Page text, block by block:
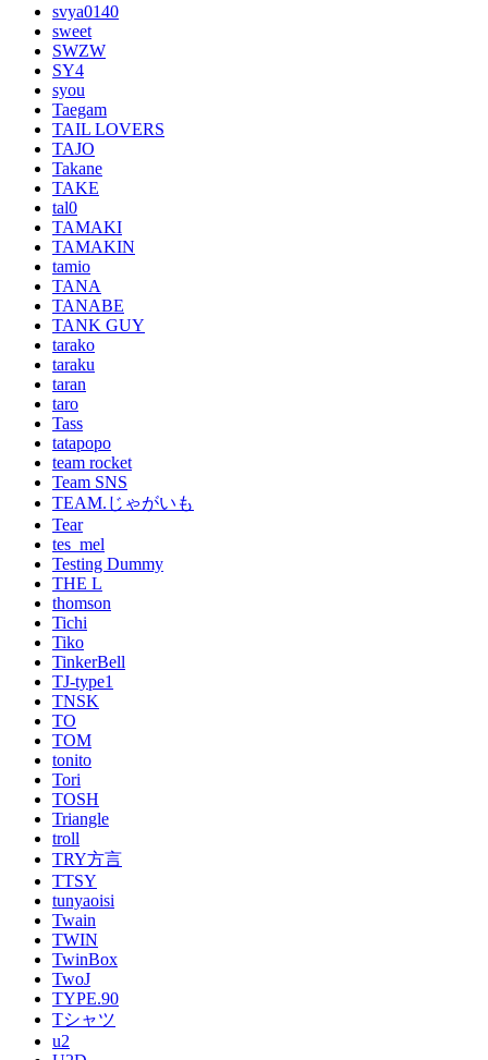
svya0140
sweet
SWZW
SY4
syou
Taegam
TAIL LOVERS
TAJO
Takane
TAKE
tal0
TAMAKI
TAMAKIN
tamio
TANA
TANABE
TANK GUY
tarako
taraku
taran
taro
Tass
tatapopo
team rocket
Team SNS
TEAM.じゃがいも
Tear
tes_mel
Testing Dummy
THE L
thomson
Tichi
Tiko
TinkerBell
TJ-type1
TNSK
TO
TOM
tonito
Tori
TOSH
Triangle
troll
TRY方言
TTSY
tunyaoisi
Twain
TWIN
TwinBox
TwoJ
TYPE.90
Tシャツ
u2